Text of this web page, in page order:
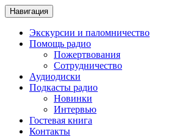
Навигация
Экскурсии и паломничество
Помощь радио
Пожертвования
Сотрудничество
Аудиодиски
Подкасты радио
Новинки
Интервью
Гостевая книга
Контакты